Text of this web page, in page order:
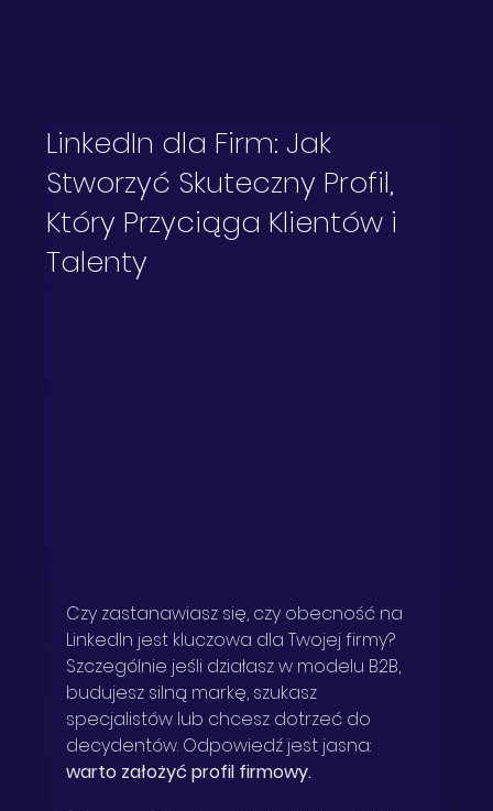
LinkedIn dla Firm: Jak
Stworzyć Skuteczny Profil,
Który Przyciąga Klientów i
Talenty
Czy zastanawiasz się, czy obecność na
LinkedIn jest kluczowa dla Twojej firmy?
Szczególnie jeśli działasz w modelu B2B,
budujesz silną markę, szukasz
specjalistów lub chcesz dotrzeć do
decydentów. Odpowiedź jest jasna:
warto założyć profil firmowy.